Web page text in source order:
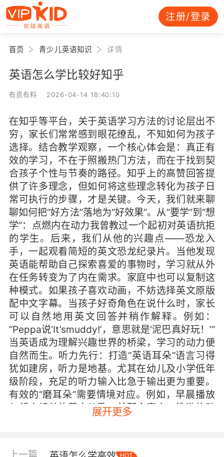
注册/登录
首页 青少儿英语知识 详情
英语怎么学比较好知乎
有资有料 2026-04-14 18:40:10
在知乎等平台，关于英语学习方法的讨论层出不
穷，家长们常常感到眼花缭乱，不知如何为孩子
选择。结合教学观察，一个核心体会是：真正有
效的学习，不在于照搬热门方法，而在于找到契
合孩子个性与节奏的路径。知乎上的高赞回答提
供了许多理念，但如何将这些理念转化为孩子日
常可执行的步骤，才是关键。今天，我们就来聊
聊如何把“好方法”落地为“好效果”。从“要学”到“想
学”：点燃内在动力我曾教过一个起初对英语抗拒
的学生。后来，我们从他的兴趣点——恐龙入
手，一起观看简短的英文恐龙纪录片。当他发现
英语能帮助自己探索喜爱的事物时，学习就从外
在任务转变为了内在需求。家庭中也可以复制这
种模式。如果孩子喜欢动画，不妨选择英文原版
配中文字幕。当孩子好奇角色在说什么时，家长
可以自然地用英文回答并稍作解释。例如：
“Peppa说‘It’smuddy!’，意思就是‘泥巴真好玩！’”
当英语成为理解兴趣世界的桥梁，学习的动力便
自然而生。听力先行：打造“英语耳朵”语言习得
犹如建房，听力是地基。尤其在幼儿及小学低年
级阶段，充足的听力输入比急于输出更为重要。
有效的“磨耳朵”需要情境对应。例如，早晨播放
与起床相关的英文儿歌，并配合穿衣、洗漱的动
作；晚上则可播放舒缓的睡前童谣。这种声音与
意义的连接。对于年龄稍大的孩子，可以采取“精
展开更多
HOT